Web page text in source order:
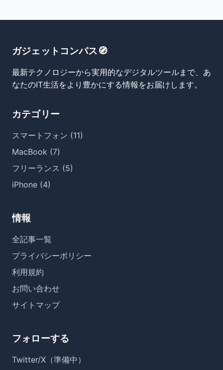
ガジェットコンパス🧭
最新テクノロジーから実用的なデジタルツールまで、あ
なたのIT生活をより豊かにする情報をお届けします。
カテゴリー
スマートフォン (11)
MacBook (7)
フリーランス (5)
iPhone (4)
情報
全記事一覧
プライバシーポリシー
利用規約
お問い合わせ
サイトマップ
フォローする
Twitter/X（準備中）